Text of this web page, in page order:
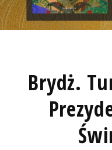
Brydż.